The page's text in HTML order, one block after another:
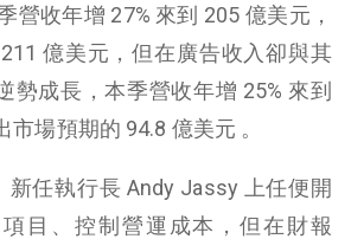
營收年增 27% 來到 205 億美元，
億美元，但在廣告收入卻與其
勢成長，本季營收年增 25% 來到
市場預期的 94.8 億美元 。
新任執行長 Andy Jassy 上任便開
目、控制營運成本，但在財報